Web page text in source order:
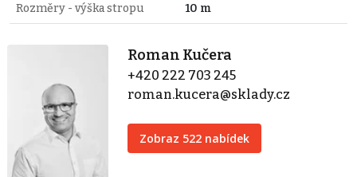
Rozměry - výška stropu 10 m
Roman Kučera
+420 222 703 245
roman.kucera@sklady.cz
Zobraz 522 nabídek